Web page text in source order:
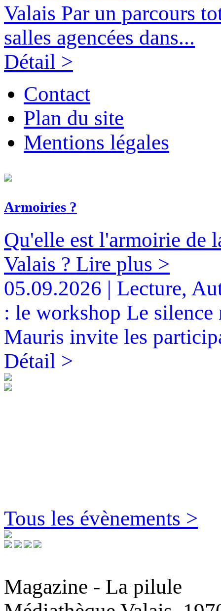
Valais Par un parcours
salles agencées dans...
Détail >
Contact
Plan du site
Mentions légales
Armoiries ?
Qu'elle est l'armoirie de
Valais ? Lire plus >
05.09.2026 | Lecture,
: le workshop Le silence
Mauris invite les
Détail >
Tous les évènements >
Magazine - La pilule